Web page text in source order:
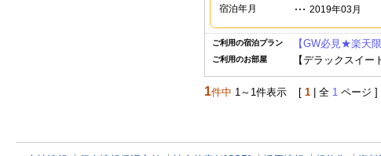
宿泊年月
2019年03月
ご利用の宿泊プラン 【GW必見★楽天
ご利用のお部屋 【デラックスイー
1件中 1～1件表示 [ 1 | 全 1 ページ ]